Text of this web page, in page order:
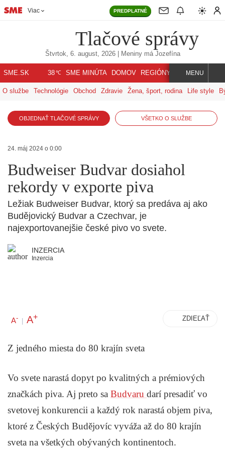
Viac PREDPLATNÉ
Tlačové správy
Štvrtok, 6. august, 2026| Meniny má Jozefína
SME.SK 38℃ SME MINÚTA DOMOV REGIÓNY INDEX SVET
MENU
O službe Technológie Obchod Zdravie Žena, šport, rodina Life style
OBJEDNAŤ TLAČOVÉ SPRÁVY VŠETKO O SLUŽBE
24. máj 2024 o 0:00
Budweiser Budvar dosiahol
rekordy v exporte piva
Ležiak Budweiser Budvar, ktorý sa predáva aj ako
Budějovický Budvar a Czechvar, je
najexportovanejšie české pivo vo svete.
INZERCIA
Inzercia
A- | A+ ZDIEĽAŤ
Z jedného miesta do 80 krajín sveta
Vo svete narastá dopyt po kvalitných a prémiových
značkách piva. Aj preto sa Budvaru darí presadiť vo
svetovej konkurencii a každý rok narastá objem piva,
ktoré z Českých Budějovíc vyváža až do 80 krajín
sveta na všetkých obývaných kontinentoch.